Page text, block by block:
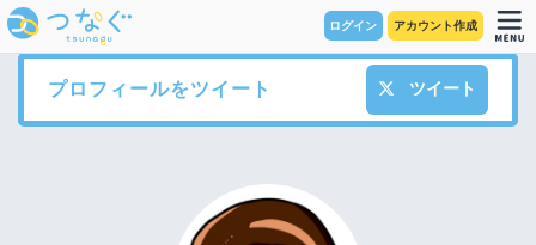
ログイン アカウント作成
プロフィールをツイート ツイート